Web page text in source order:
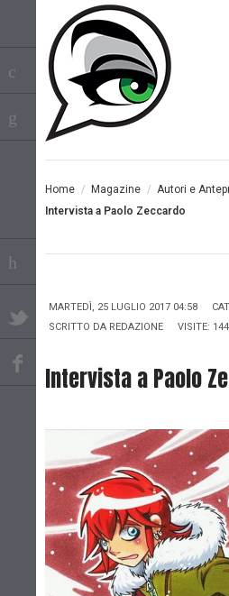
Home / Magazine / Autori e
Intervista a Paolo Zeccardo
MARTEDÌ, 25 LUGLIO 2017 04:58
SCRITTO DA REDAZIONE VISITE:
Intervista a Paolo